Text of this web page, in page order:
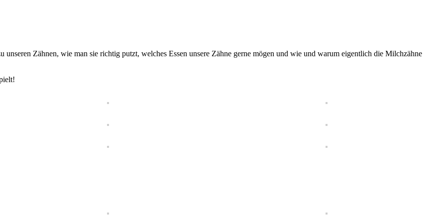
unseren Zähnen, wie man sie richtig putzt, welches Essen unsere Zähne gerne mögen und wie und warum eigentlich die Milchzähne